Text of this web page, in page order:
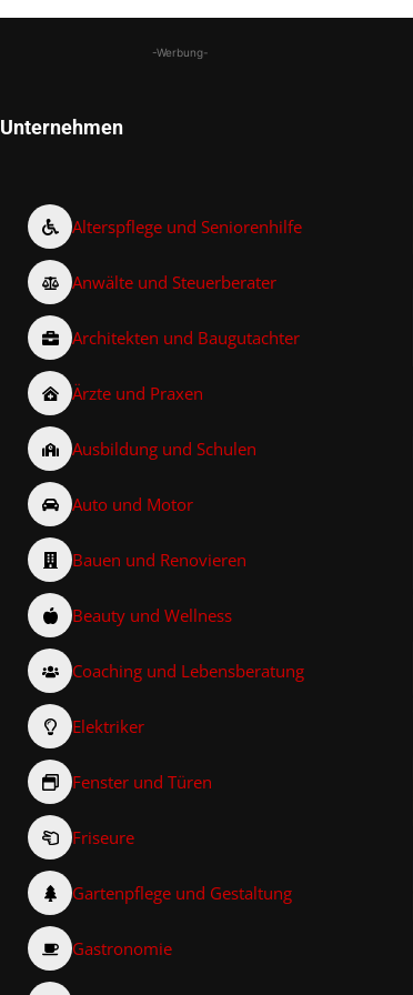
-Werbung-
Unternehmen
Alterspflege und Seniorenhilfe
Anwälte und Steuerberater
Architekten und Baugutachter
Ärzte und Praxen
Ausbildung und Schulen
Auto und Motor
Bauen und Renovieren
Beauty und Wellness
Coaching und Lebensberatung
Elektriker
Fenster und Türen
Friseure
Gartenpflege und Gestaltung
Gastronomie